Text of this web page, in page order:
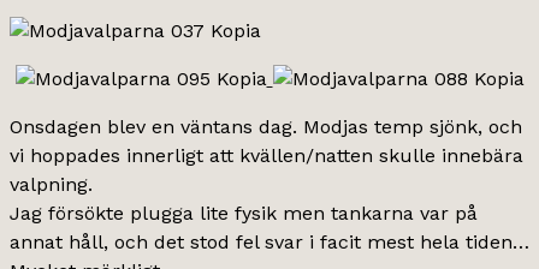
Onsdagen blev en väntans dag. Modjas temp sjönk, och
vi hoppades innerligt att kvällen/natten skulle innebära
valpning.
Jag försökte plugga lite fysik men tankarna var på
annat håll, och det stod fel svar i facit mest hela tiden…